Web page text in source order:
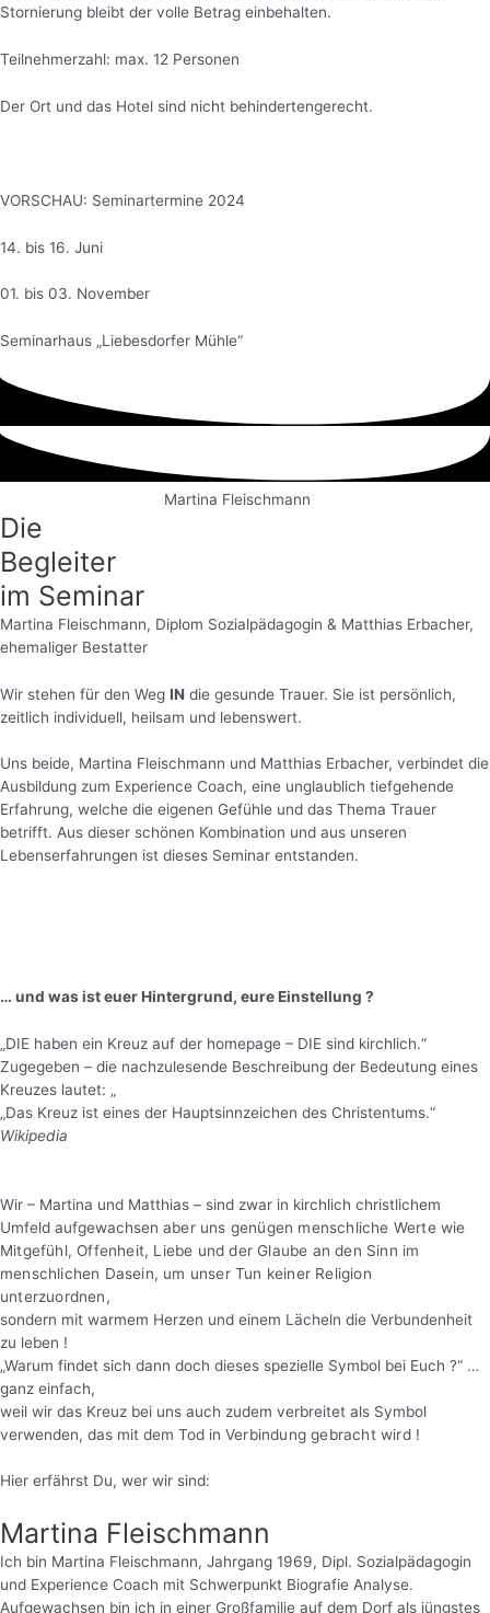
Stornierung bleibt der volle Betrag einbehalten.
Teilnehmerzahl: max. 12 Personen
Der Ort und das Hotel sind nicht behindertengerecht.
VORSCHAU: Seminartermine 2024
14. bis 16. Juni
01. bis 03. November
Seminarhaus „Liebesdorfer Mühle“
Zur homepage von Martina
Die
Begleiter
im Seminar
Martina Fleischmann, Diplom Sozialpädagogin & Matthias Erbacher,
ehemaliger Bestatter
Wir stehen für den Weg IN die gesunde Trauer. Sie ist persönlich,
zeitlich individuell, heilsam und lebenswert.
Uns beide, Martina Fleischmann und Matthias Erbacher, verbindet die
Ausbildung zum Experience Coach, eine unglaublich tiefgehende
Erfahrung, welche die eigenen Gefühle und das Thema Trauer
betrifft. Aus dieser schönen Kombination und aus unseren
Lebenserfahrungen ist dieses Seminar entstanden.
… und was ist euer Hintergrund, eure Einstellung ?
„DIE haben ein Kreuz auf der homepage – DIE sind kirchlich.“
Zugegeben – die nachzulesende Beschreibung der Bedeutung eines
Kreuzes lautet: „
„Das Kreuz ist eines der Hauptsinnzeichen des Christentums.“
Wikipedia
Wir – Martina und Matthias – sind zwar in kirchlich christlichem
Umfeld aufgewachsen aber uns genügen menschliche Werte wie
Mitgefühl, Offenheit, Liebe undder Glaube an den Sinn im
menschlichen Dasein, um unser Tun keiner Religion
unterzuordnen,
sondern mit warmem Herzen und einem Lächeln die Verbundenheit
zu leben !
„Warum findet sich dann doch dieses spezielle Symbol bei Euch ?“ …
ganz einfach,
weil wir das Kreuz bei uns auch zudem verbreitet als Symbol
verwenden, das mit dem Tod in Verbindung gebracht wird !
Hier erfährst Du, wer wir sind:
Martina Fleischmann
Ich bin Martina Fleischmann, Jahrgang 1969, Dipl. Sozialpädagogin
und Experience Coach mit Schwerpunkt Biografie Analyse.
Aufgewachsen bin ich in einer Großfamilie auf dem Dorf als jüngstes